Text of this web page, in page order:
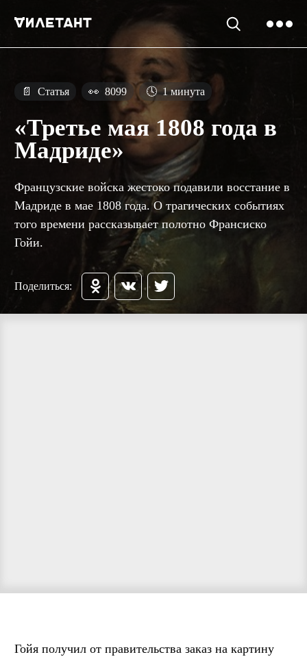
📄 Статья 👀 8099 🕓 1 минута
«Третье мая 1808 года в
Мадриде»
Французские войска жестоко подавили восстание в
Мадриде в мае 1808 года. О трагических событиях
того времени рассказывает полотно Франсиско
Гойи.
Поделиться:
Гойя получил от правительства заказ на картину